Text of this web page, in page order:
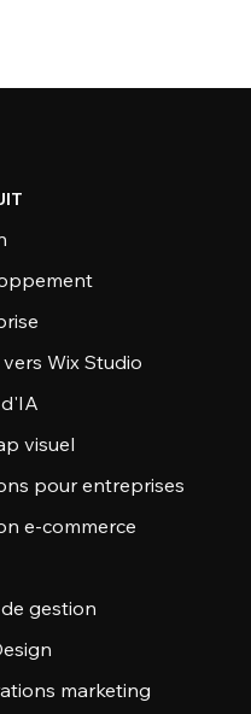
vers Wix Studio
visuel
pour entreprises
e-commerce
gestion
marketing